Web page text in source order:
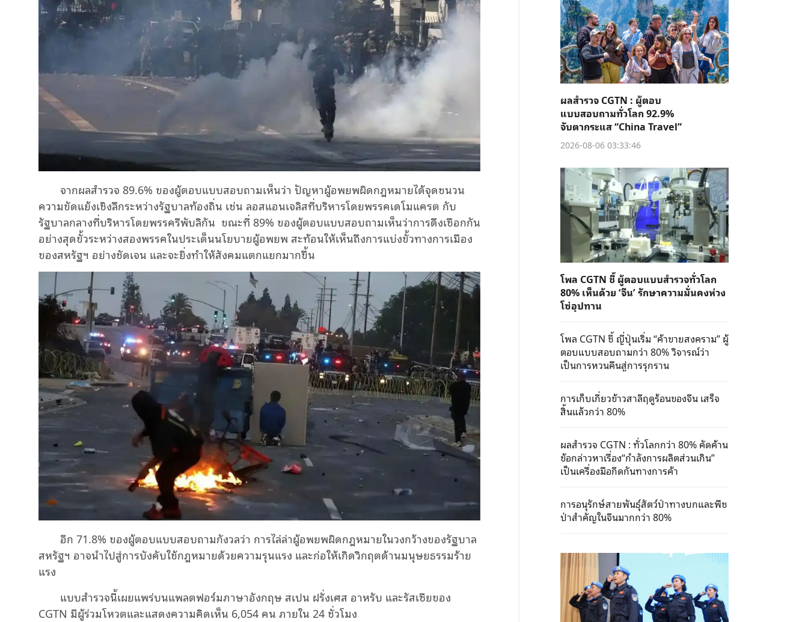
จากผลสำรวจ 89.6% ของผู้ตอบแบบสอบถามเห็นว่า ปัญหาผู้อพยพผิดกฎหมายได้จุดชนวน
ความขัดแย้งเชิงลึกระหว่างรัฐบาลท้องถิ่น เช่น ลอสแอนเจลิสที่บริหารโดยพรรคเดโมแครต กับ
รัฐบาลกลางที่บริหารโดยพรรครีพับลิกัน ขณะที่ 89% ของผู้ตอบแบบสอบถามเห็นว่าการดึงเชือกกัน
อย่างสุดขั้วระหว่างสองพรรคในประเด็นนโยบายผู้อพยพ สะท้อนให้เห็นถึงการแบ่งขั้วทางการเมือง
ของสหรัฐฯ อย่างชัดเจน และจะยิ่งทำให้สังคมแตกแยกมากขึ้น
อีก 71.8% ของผู้ตอบแบบสอบถามกังวลว่า การไล่ล่าผู้อพยพผิดกฎหมายในวงกว้างของรัฐบาล
สหรัฐฯ อาจนำไปสู่การบังคับใช้กฎหมายด้วยความรุนแรง และก่อให้เกิดวิกฤตด้านมนุษยธรรมร้าย
แรง
แบบสำรวจนี้เผยแพร่บนแพลตฟอร์มภาษาอังกฤษ สเปน ฝรั่งเศส อาหรับ และรัสเซียของ
CGTN มีผู้ร่วมโหวตและแสดงความคิดเห็น 6,054 คน ภายใน 24 ชั่วโมง
ผลสำรวจ CGTN : ผู้ตอบ
แบบสอบถามทั่วโลก 92.9%
จับตากระแส “China Travel”
2026-08-06 03:33:46
โพล CGTN ชี้ ผู้ตอบแบบสำรวจทั่วโลก
80% เห็นด้วย ‘จีน’ รักษาความมั่นคงห่วง
โซ่อุปทาน
โพล CGTN ชี้ ญี่ปุ่นเริ่ม “ค้าขายสงคราม” ผู้
ตอบแบบสอบถามกว่า 80% วิจารณ์ว่า
เป็นการหวนคืนสู่การรุกราน
การเก็บเกี่ยวข้าวสาลีฤดูร้อนของจีน เสร็จ
สิ้นแล้วกว่า 80%
ผลสำรวจ CGTN : ทั่วโลกกว่า 80% คัดค้าน
ข้อกล่าวหาเรื่อง“กำลังการผลิตส่วนเกิน”
เป็นเครื่องมือกีดกันทางการค้า
การอนุรักษ์สายพันธุ์สัตว์ป่าทางบกและพืช
ป่าสำคัญในจีนมากกว่า 80%